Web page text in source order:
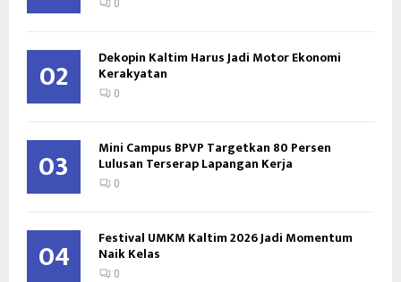
0
02 Dekopin Kaltim Harus Jadi Motor Ekonomi
Kerakyatan
0
03 Mini Campus BPVP Targetkan 80 Persen
Lulusan Terserap Lapangan Kerja
0
04 Festival UMKM Kaltim 2026 Jadi Momentum
Naik Kelas
0